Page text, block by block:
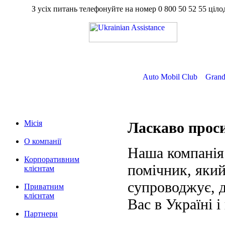
З усіх питань телефонуйте на номер 0 800 50 52 55
Auto Mobil Club
Місія
О компанії
Корпоративним
клієнтам
Приватним
клієнтам
Партнери
Ласкаво
Наша
помічник,
супроводжує,
Вас в Україні